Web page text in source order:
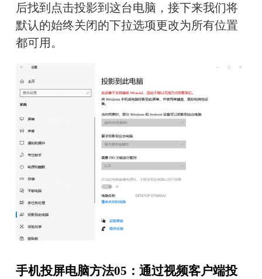
后找到点击投影到这台电脑，接下来我们将
默认的始终关闭的下拉选项更改为所有位置
都可用。
手机投屏电脑方法05：通过视频客户端投